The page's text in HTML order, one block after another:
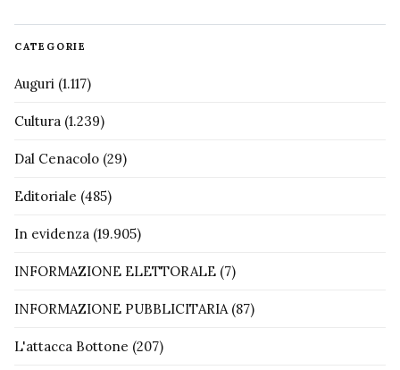
CATEGORIE
Auguri (1.117)
Cultura (1.239)
Dal Cenacolo (29)
Editoriale (485)
In evidenza (19.905)
INFORMAZIONE ELETTORALE (7)
INFORMAZIONE PUBBLICITARIA(87)
L'attacca Bottone (207)